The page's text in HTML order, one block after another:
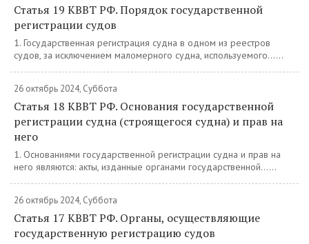
Статья 19 КВВТ РФ. Порядок государственной
регистрации судов
1. Государственная регистрация судна в одном из реестров
судов, за исключением маломерного судна, используемого......
26 октябрь 2024, Суббота
Статья 18 КВВТ РФ. Основания государственной
регистрации судна (строящегося судна) и прав на
него
1. Основаниями государственной регистрации судна и прав на
него являются: акты, изданные органами государственной......
26 октябрь 2024, Суббота
Статья 17 КВВТ РФ. Органы, осуществляющие
государственную регистрацию судов